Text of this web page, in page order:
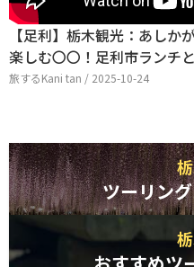
【足利】栃木観光：あしか
楽しむ〇〇！足利市ランチ
旅するKani tan / 2025-10-24
ツーリン